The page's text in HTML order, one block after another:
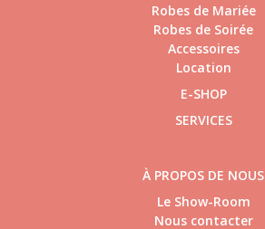
Robes de Mariée
Robes de Soirée
Accessoires
Location
E-SHOP
SERVICES
À PROPOS DE NOUS
Le Show-Room
Nous contacter